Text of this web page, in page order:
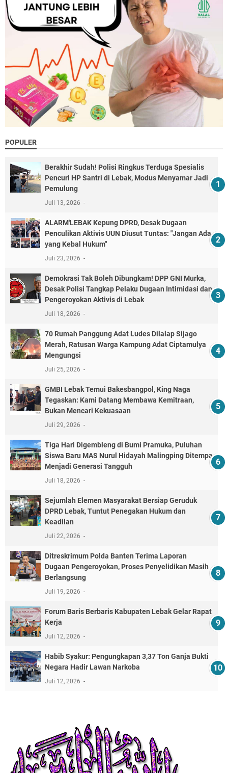
POPULER
Berakhir Sudah! Polisi Ringkus Terduga Spesialis
Pencuri HP Santri di Lebak, Modus Menyamar Jadi
Pemulung
Juli 13, 2026
ALARM'LEBAK Kepung DPRD, Desak Dugaan
Penculikan Aktivis UUN Diusut Tuntas: "Jangan Ada
yang Kebal Hukum"
Juli 23, 2026
Demokrasi Tak Boleh Dibungkam! DPP GNI Murka,
Desak Polisi Tangkap Pelaku Dugaan Intimidasi dan
Pengeroyokan Aktivis di Lebak
Juli 18, 2026
70 Rumah Panggung Adat Ludes Dilalap Sijago
Merah, Ratusan Warga Kampung Adat Ciptamulya
Mengungsi
Juli 25, 2026
GMBI Lebak Temui Bakesbangpol, King Naga
Tegaskan: Kami Datang Membawa Kemitraan,
Bukan Mencari Kekuasaan
Juli 29, 2026
Tiga Hari Digembleng di Bumi Pramuka, Puluhan
Siswa Baru MAS Nurul Hidayah Malingping Ditempa
Menjadi Generasi Tangguh
Juli 18, 2026
Sejumlah Elemen Masyarakat Bersiap Geruduk
DPRD Lebak, Tuntut Penegakan Hukum dan
Keadilan
Juli 22, 2026
Ditreskrimum Polda Banten Terima Laporan
Dugaan Pengeroyokan, Proses Penyelidikan Masih
Berlangsung
Juli 19, 2026
Forum Baris Berbaris Kabupaten Lebak Gelar Rapat
Kerja
Juli 12, 2026
​Habib Syakur: Pengungkapan 3,37 Ton Ganja Bukti
Negara Hadir Lawan Narkoba
Juli 12, 2026